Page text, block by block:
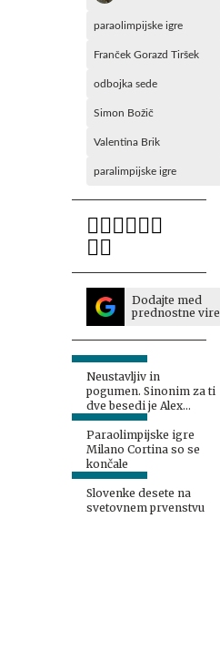
paraolimpijske igre
Franček Gorazd Tiršek
odbojka sede
Simon Božič
Valentina Brik
paralimpijske igre
Dodajte med
prednostne vire
Neustavljiv in
pogumen. Sinonim za ti
dve besedi je Alex
Zanardi.
Paraolimpijske igre
Milano Cortina so se
končale
Slovenke desete na
svetovnem prvenstvu